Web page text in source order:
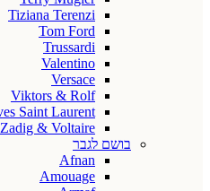
Tiziana Terenzi
Tom Ford
Trussardi
Valentino
Versace
Viktors & Rolf
Saint Laurent
Zadig & Voltaire
בושם לגבר
Afnan
Amouage